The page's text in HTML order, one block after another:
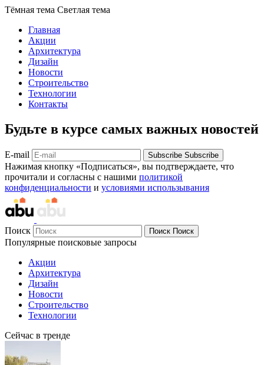
Тёмная тема Светлая тема
Главная
Акции
Архитектура
Дизайн
Новости
Строительство
Технологии
Контакты
Будьте в курсе самых важных новостей
E-mail Subscribe Subscribe
Нажимая кнопку «Подписаться», вы подтверждаете, что
прочитали и согласны с нашими политикой
конфиденциальности и условиями использывания
Поиск Поиск Поиск
Популярные поисковые запросы
Акции
Архитектура
Дизайн
Новости
Строительство
Технологии
Сейчас в тренде